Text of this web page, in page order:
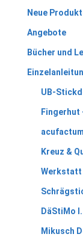
Neue
Angebote
Bücher und
UB-
Fingerhut
Kreuz &
DäStiMo
Mikusch